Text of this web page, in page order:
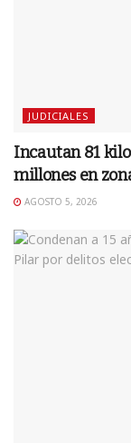
JUDICIALES
Incautan 81
millones en
AGOSTO 5, 2026